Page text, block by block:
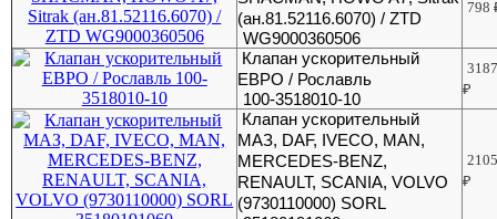
(ан.81.52116.6070) / ZTD
WG9000360506
798
Клапан ускорительный
ЕВРО / Рославль
100-3518010-10
₽
Клапан ускорительный
МАЗ, DAF, IVECO, MAN,
MERCEDES-BENZ,
RENAULT, SCANIA, VOLVO
(9730110000) SORL
₽